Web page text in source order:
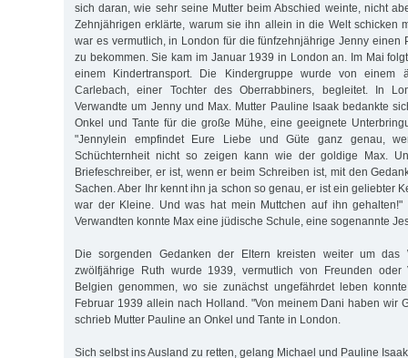
sich daran, wie sehr seine Mutter beim Abschied weinte, nicht
Zehnjährigen erklärte, warum sie ihn allein in die Welt schicken
war es vermutlich, in London für die fünfzehnjährige Jenny einen
zu bekommen. Sie kam im Januar 1939 in London an. Im Mai
einem Kindertransport. Die Kindergruppe wurde von einem
Carlebach, einer Tochter des Oberrabbiners, begleitet. In
Verwandte um Jenny und Max. Mutter Pauline Isaak bedankte
Onkel und Tante für die große Mühe, eine geeignete
"Jennylein empfindet Eure Liebe und Güte ganz genau,
Schüchternheit nicht so zeigen kann wie der goldige Max.
Briefeschreiber, er ist, wenn er beim Schreiben ist, mit den
Sachen. Aber Ihr kennt ihn ja schon so genau, er ist ein geliebter
war der Kleine. Und was hat mein Muttchen auf ihn gehalten!"
Verwandten konnte Max eine jüdische Schule, eine sogenannte
Die sorgenden Gedanken der Eltern kreisten weiter um das
zwölfjährige Ruth wurde 1939, vermutlich von Freunden oder
Belgien genommen, wo sie zunächst ungefährdet leben
Februar 1939 allein nach Holland. "Von meinem Dani haben wir
schrieb Mutter Pauline an Onkel und Tante in London.
Sich selbst ins Ausland zu retten, gelang Michael und Pauline